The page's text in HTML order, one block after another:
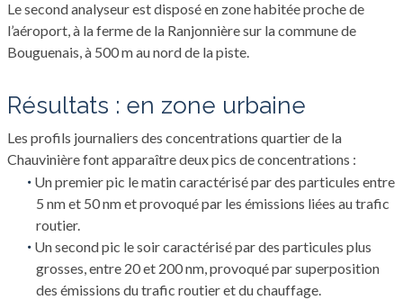
Le second analyseur est disposé en zone habitée proche de
l’aéroport, à la ferme de la Ranjonnière sur la commune de
Bouguenais, à 500 m au nord de la piste.
résultats : en zone urbaine
Les profils journaliers des concentrations quartier de la
Chauvinière font apparaître deux pics de concentrations :
Un premier pic le matin caractérisé par des particules entre
5 nm et 50 nm et provoqué par les émissions liées au trafic
routier.
Un second pic le soir caractérisé par des particules plus
grosses, entre 20 et 200 nm, provoqué par superposition
des émissions du trafic routier et du chauffage.